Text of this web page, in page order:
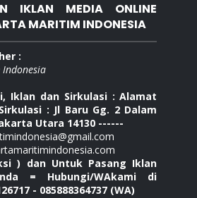
IKLAN MEDIA ONLINE
MARITIM INDONESIA
:
Iklan dan Sirkulasi : Alamat
: Jl Baru Gg. 2 Dalam
Utara 14130 ------
) dan Untuk Pasang Iklan
= Hubungi/WAkami di
- 085888364737 (WA)